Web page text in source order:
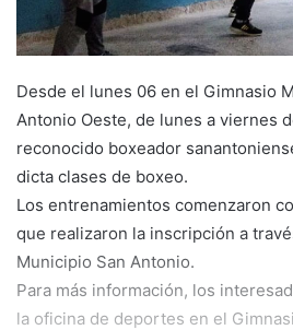
Desde el lunes 06 en el Gimnasio
Antonio Oeste, de lunes a viernes
reconocido boxeador
dicta clases de boxeo.
Los entrenamientos comenzaron
que realizaron la inscripción a
Municipio San Antonio.
Para más información, los
la oficina de deportes en el